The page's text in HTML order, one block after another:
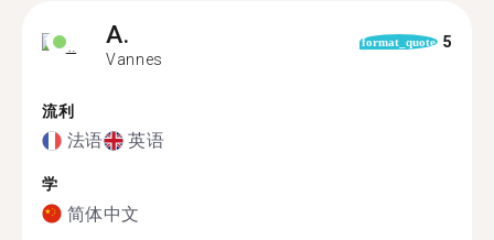
A.
Vannes
format_quote 5
流利
法语 英语
学
简体中文